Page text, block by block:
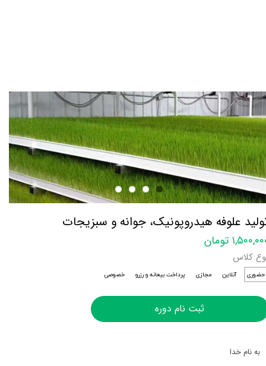
علوفه هیدروپونیک، جوانه و سبزیجات
تومان
کلاس
حضوری آنلاین مجازی پرداخت بیعانه و رزرو خصوصی
ثبت نام دوره
به نام خدا